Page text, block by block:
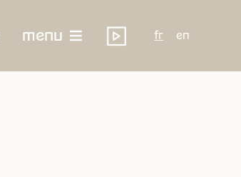
menu fr en